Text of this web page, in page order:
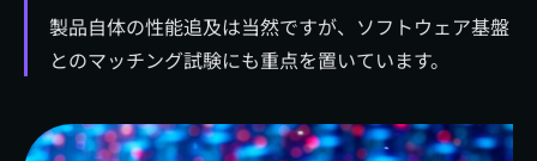
製品自体の性能追及は当然ですが、ソフトウェア基盤
とのマッチング試験にも重点を置いています。